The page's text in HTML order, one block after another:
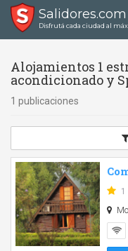
Salidores.com
Disfrutá cada ciudad al
Alojamientos 1
acondicionado y
1 publicaciones
1